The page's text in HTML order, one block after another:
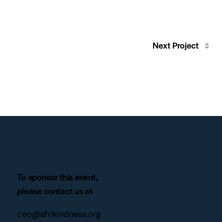
Next Project
To sponsor this event,
please contact us at
ceo@afrikindness.org